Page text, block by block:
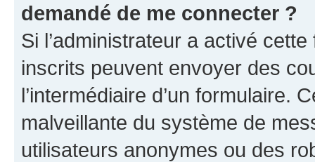
demandé de me connecter ?
Si l’administrateur a activé
inscrits peuvent envoyer des
l’intermédiaire d’un formulaire.
malveillante du système de
utilisateurs anonymes ou des